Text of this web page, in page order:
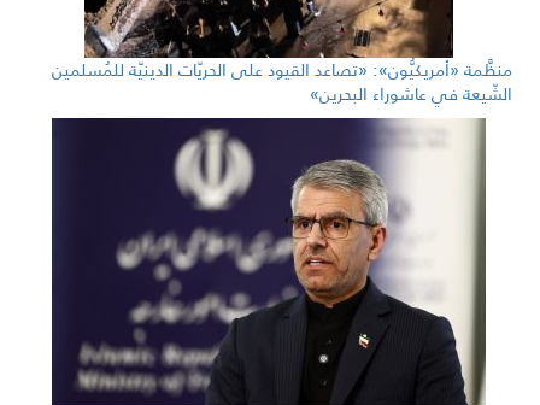
منظَّمة «أمريكيُّون»: «تصاعد القيود على الحريّات الدينيّة للمُسلمين
الشّيعة في عاشوراء البحرين»